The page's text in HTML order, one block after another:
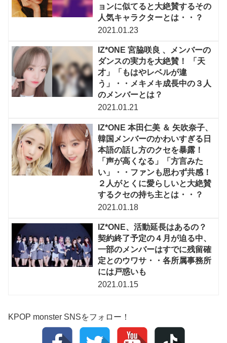
ョンに似てると大絶賛するその
人気キャラクターとは・・？
2021.01.23
IZ*ONE 宮脇咲良 、メンバーの
ダンスの実力を大絶賛！ 「天
才」「もはやレベルが違
う」・・メキメキ成長中の３人
のメンバーとは？
2021.01.21
IZ*ONE 本田仁美 ＆ 矢吹奈子、
韓国メンバーのかわいすぎる日
本語の話し方のクセを暴露！
「声が高くなる」「方言みた
い」・・ファンも思わず共感！
２人がとくに愛らしいと大絶賛
するクセの持ち主とは・・？
2021.01.18
IZ*ONE、活動延長はあるの？
契約終了予定の４月が迫る中、
一部のメンバーはすでに残留確
定とのウワサ・・各所属事務所
には戸惑いも
2021.01.15
KPOP monster SNSをフォロー！